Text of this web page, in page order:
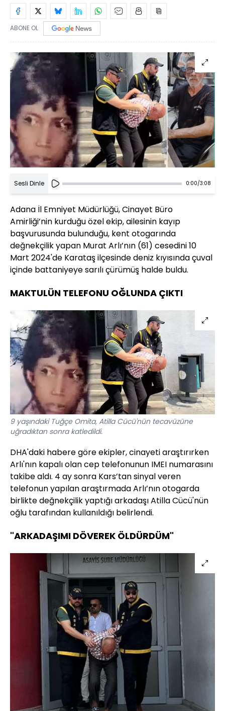
ABONE OL
Sesli Dinle 0:00/3:08
Adana İl Emniyet Müdürlüğü, Cinayet Büro
Amirliği’nin kurduğu özel ekip, ailesinin kayıp
başvurusunda bulunduğu, kent otogarında
değnekçilik yapan Murat Arlı’nın (61) cesedini 10
Mart 2024'de Karataş ilçesinde deniz kıyısında çuval
içinde battaniyeye sarılı çürümüş halde buldu.
MAKTULÜN TELEFONU OĞLUNDA ÇIKTI
9 yaşındaki Tuğçe Omita, Atilla Cücü'nün tecavüzüne
uğradıktan sonra katledildi.
DHA'daki habere göre ekipler, cinayeti araştırırken
Arlı'nın kapalı olan cep telefonunun IMEI numarasını
takibe aldı. 4 ay sonra Kars’tan sinyal veren
telefonun yapılan araştırmada Arlı’nın otogarda
birlikte değnekçilik yaptığı arkadaşı Atilla Cücü'nün
oğlu tarafından kullanıldığı belirlendi.
"ARKADAŞIMI DÖVEREK ÖLDÜRDÜM"